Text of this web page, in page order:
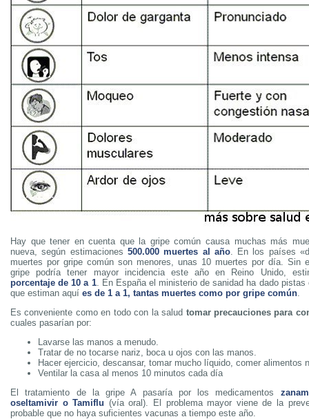
Hay que tener en cuenta que la gripe común causa muchas más
nueva, según estimaciones 500.000 muertes al año. En los países
muertes por gripe común son menores, unas 10 muertes por día. Sin
gripe podría tener mayor incidencia este año en Reino Unido,
porcentaje de 10 a 1. En España el ministerio de sanidad ha dado pistas
que estiman aquí es de 1 a 1, tantas muertes como por gripe común.
Es conveniente como en todo con la salud tomar precauciones para
cuales pasarían por:
Lavarse las manos a menudo.
Tratar de no tocarse nariz, boca u ojos con las manos.
Hacer ejercicio, descansar, tomar mucho líquido, comer alimentos
Ventilar la casa al menos 10 minutos cada día
El tratamiento de la gripe A pasaría por los medicamentos
oseltamivir o Tamiflu (vía oral). El problema mayor viene de la
probable que no haya suficientes vacunas a tiempo este año.